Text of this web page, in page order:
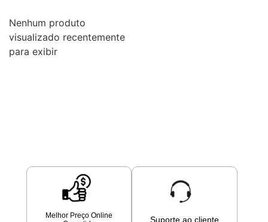
Nenhum produto
visualizado recentemente
para exibir
Melhor Preço Online
Suporte ao cliente